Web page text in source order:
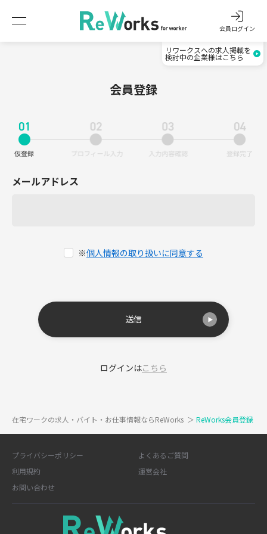
会員ログイン
リワークスへの求人掲載を
検討中の企業様はこちら
会員登録
メールアドレス
※個人情報の取り扱いに同意する
送信
ログインはこちら
在宅ワークの求人・バイト・お仕事情報ならReWorks ＞ ReWorks会員登録
プライバシーポリシー
よくあるご質問
利用規約
運営会社
お問い合わせ